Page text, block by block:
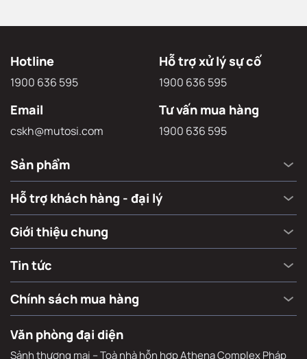
Hotline
1900 636 595
Hỗ trợ xử lý sự cố
1900 636 595
Email
cskh@mutosi.com
Tư vấn mua hàng
1900 636 595
Sản phẩm
Hỗ trợ khách hàng - đại lý
Giới thiệu chung
Tin tức
Chính sách mua hàng
Văn phòng đại diện
Sảnh thương mại – Toà nhà hỗn hợp Athena Complex Pháp